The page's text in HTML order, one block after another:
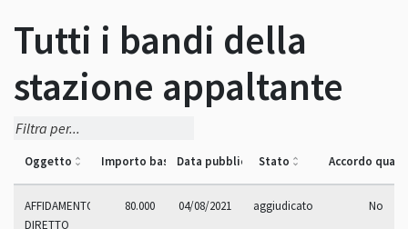
Tutti i bandi della
stazione appaltante
Oggetto Importo base astaData pubblicazione
Stato Accordo
AFFIDAMENTO
DIRETTO
80.000 04/08/2021 aggiudicato No